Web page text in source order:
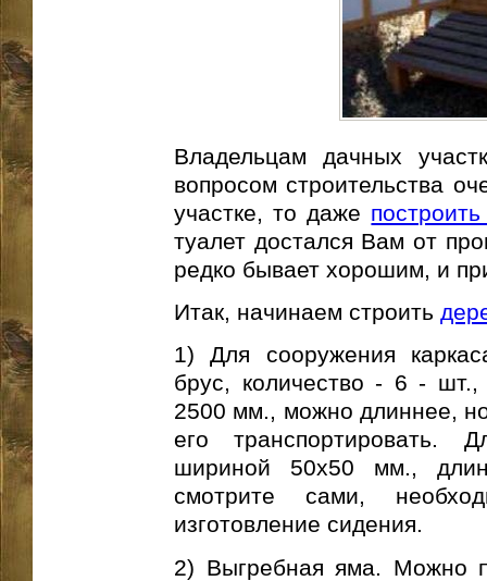
Владельцам дачных
вопросом строительства
участке, то даже
туалет достался Вам от
редко бывает хорошим, и
Итак, начинаем строить
1) Для сооружения
брус, количество - 6 -
2500 мм., можно длиннее,
его транспортировать.
шириной 50х50 мм.,
смотрите сами,
изготовление сидения.
2) Выгребная яма. Можно